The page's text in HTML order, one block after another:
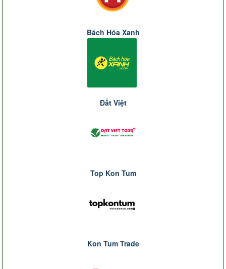
Bách Hóa Xanh
Đất Việt
Top Kon Tum
Kon Tum Trade